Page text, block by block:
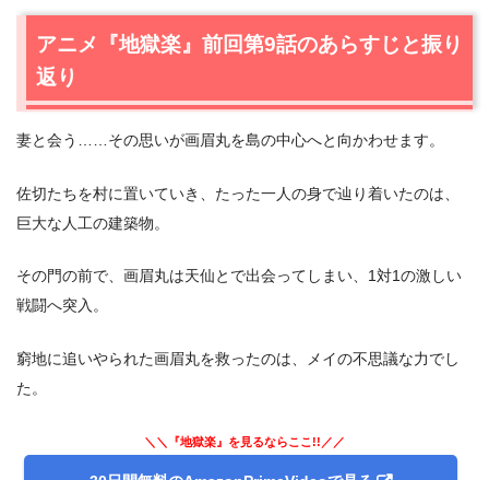
2.4道士の出現
3.アニメ『地獄楽』第10話まとめ
アニメ『地獄楽』前回第9話のあらすじと振り
返り
妻と会う……その思いが画眉丸を島の中心へと向かわせます。
佐切たちを村に置いていき、たった一人の身で辿り着いたのは、
巨大な人工の建築物。
その門の前で、画眉丸は天仙とで出会ってしまい、1対1の激しい
戦闘へ突入。
窮地に追いやられた画眉丸を救ったのは、メイの不思議な力でし
た。
＼＼『地獄楽』を見るならここ!!／／